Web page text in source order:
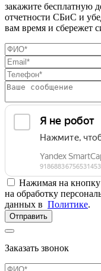
закажите бесплатную
отчетности СБиС и
вам время и сбережет
Нажимая на
на обработку
данных в Политике.
Отправить
Заказать звонок